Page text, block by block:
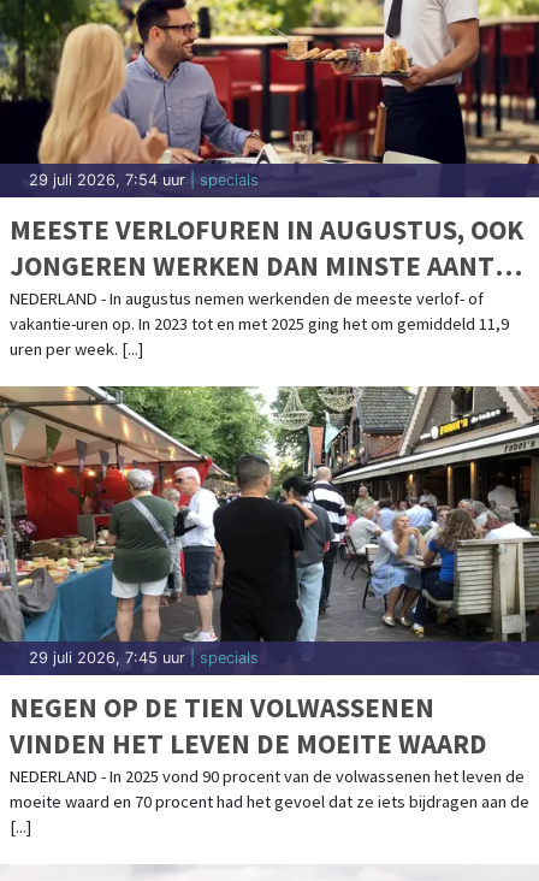
29 juli 2026, 7:54 uur | specials
MEESTE VERLOFUREN IN AUGUSTUS, OOK
JONGEREN WERKEN DAN MINSTE AANTAL
UREN
NEDERLAND - In augustus nemen werkenden de meeste verlof- of
vakantie-uren op. In 2023 tot en met 2025 ging het om gemiddeld 11,9
uren per week. [...]
29 juli 2026, 7:45 uur | specials
NEGEN OP DE TIEN VOLWASSENEN
VINDEN HET LEVEN DE MOEITE WAARD
NEDERLAND - In 2025 vond 90 procent van de volwassenen het leven de
moeite waard en 70 procent had het gevoel dat ze iets bijdragen aan de
[...]